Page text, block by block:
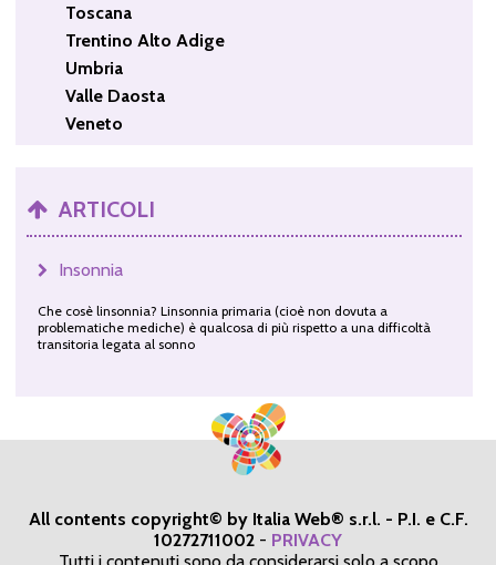
Toscana
Trentino Alto Adige
Umbria
Valle Daosta
Veneto
ARTICOLI
Insonnia
Che cosè linsonnia? Linsonnia primaria (cioè non dovuta a
problematiche mediche) è qualcosa di più rispetto a una difficoltà
transitoria legata al sonno
All contents copyright© by Italia Web® s.r.l. - P.I. e C.F.
10272711002 - PRIVACY